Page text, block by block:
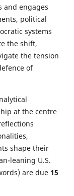
and engages
political
systems
the shift,
the tension
of
at the centre
shape their
leaning U.S.
are due 15